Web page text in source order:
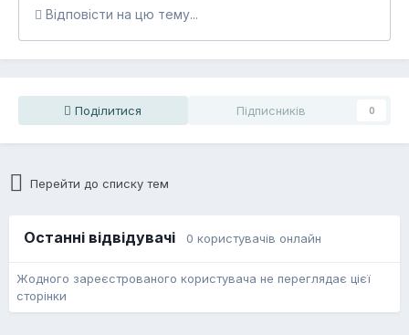
Відповісти на цю тему...
Поділитися Підписників 0
Перейти до списку тем
Останні відвідувачі 0 користувачів онлайн
Жодного зареєстрованого користувача не переглядає цієї
сторінки